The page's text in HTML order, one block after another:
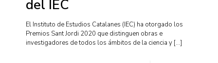
del IEC
El Instituto de Estudios Catalanes (IEC) ha otorgado los
Premios Sant Jordi 2020 que distinguen obras e
investigadores de todos los ámbitos de la ciencia y […]